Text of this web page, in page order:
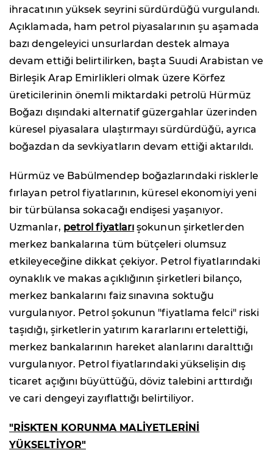
ihracatının yüksek seyrini sürdürdüğü vurgulandı.
Açıklamada, ham petrol piyasalarının şu aşamada
bazı dengeleyici unsurlardan destek almaya
devam ettiği belirtilirken, başta Suudi Arabistan ve
Birleşik Arap Emirlikleri olmak üzere Körfez
üreticilerinin önemli miktardaki petrolü Hürmüz
Boğazı dışındaki alternatif güzergahlar üzerinden
küresel piyasalara ulaştırmayı sürdürdüğü, ayrıca
boğazdan da sevkiyatların devam ettiği aktarıldı.
Hürmüz ve Babülmendep boğazlarındaki risklerle
fırlayan petrol fiyatlarının, küresel ekonomiyi yeni
bir türbülansa sokacağı endişesi yaşanıyor.
Uzmanlar, petrol fiyatları şokunun şirketlerden
merkez bankalarına tüm bütçeleri olumsuz
etkileyeceğine dikkat çekiyor. Petrol fiyatlarındaki
oynaklık ve makas açıklığının şirketleri bilanço,
merkez bankalarını faiz sınavına soktuğu
vurgulanıyor. Petrol şokunun "fiyatlama felci" riski
taşıdığı, şirketlerin yatırım kararlarını ertelettiği,
merkez bankalarının hareket alanlarını daralttığı
vurgulanıyor. Petrol fiyatlarındaki yükselişin dış
ticaret açığını büyüttüğü, döviz talebini arttırdığı
ve cari dengeyi zayıflattığı belirtiliyor.
"RİSKTEN KORUNMA MALİYETLERİNİ
YÜKSELTİYOR"